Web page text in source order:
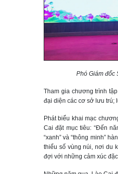
Phó Giám đốc
Tham gia chương trình
đại diện các cơ sở lưu trú;
Phát biểu khai mạc
Cai đặt mục tiêu: “Đến
“xanh” và “thông minh”
thiểu số vùng núi, nơi du
đợi với những cảm xúc